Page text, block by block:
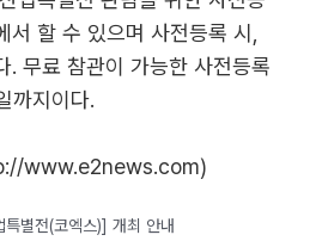
할 수 있으며 사전등록 시,
. 무료 참관이 가능한 사전등록
까지이다.
www.e2news.com)
별전(코엑스)] 개최 안내